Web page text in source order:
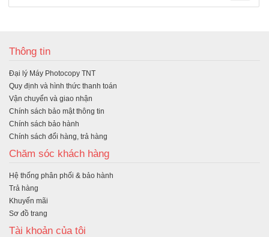
Thông tin
Đại lý Máy Photocopy TNT
Quy định và hình thức thanh toán
Vận chuyển và giao nhận
Chính sách bảo mật thông tin
Chính sách bảo hành
Chính sách đổi hàng, trả hàng
Chăm sóc khách hàng
Hệ thống phân phối & bảo hành
Trả hàng
Khuyến mãi
Sơ đồ trang
Tài khoản của tôi